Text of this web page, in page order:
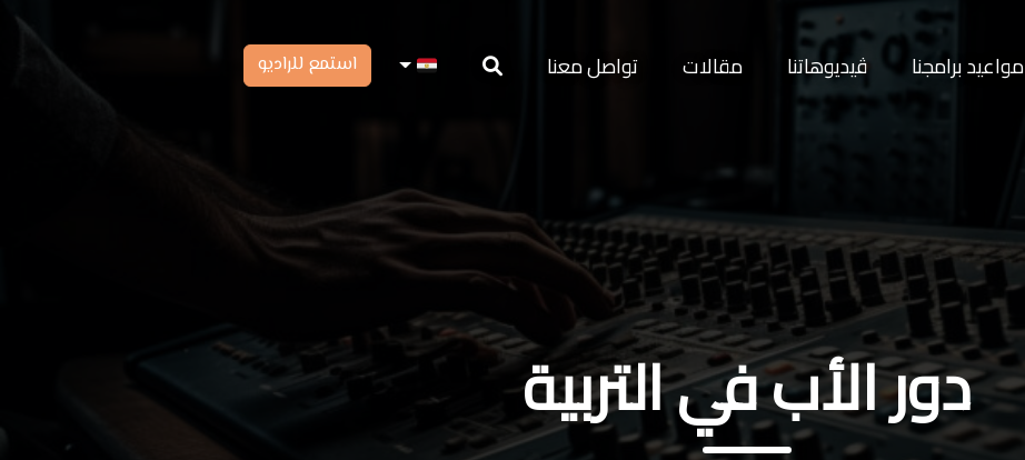
مواعيد برامجنا ڤيديوهاتنا مقالات تواصل معنا استمع للراديو
دور الأب في التربية